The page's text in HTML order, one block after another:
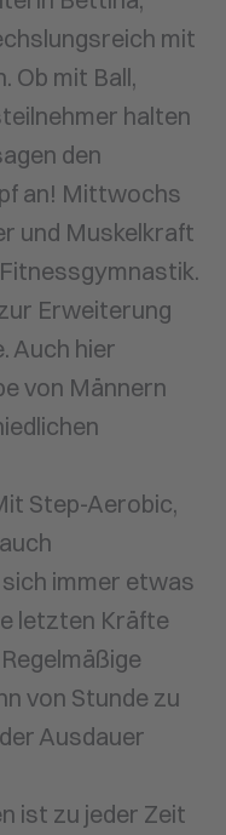
mit
Ob mit Ball,
halten
den
an! Mittwochs
und Muskelkraft
Erweiterung
Auch hier
von Männern
Step-Aerobic,
immer etwas
letzten Kräfte
von Stunde zu
Ausdauer
ist zu jeder Zeit